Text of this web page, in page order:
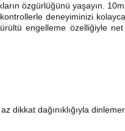
özgürlüğünü yaşayın.
deneyiminizi
engelleme özelliğiyle
dikkat dağınıklığıyla